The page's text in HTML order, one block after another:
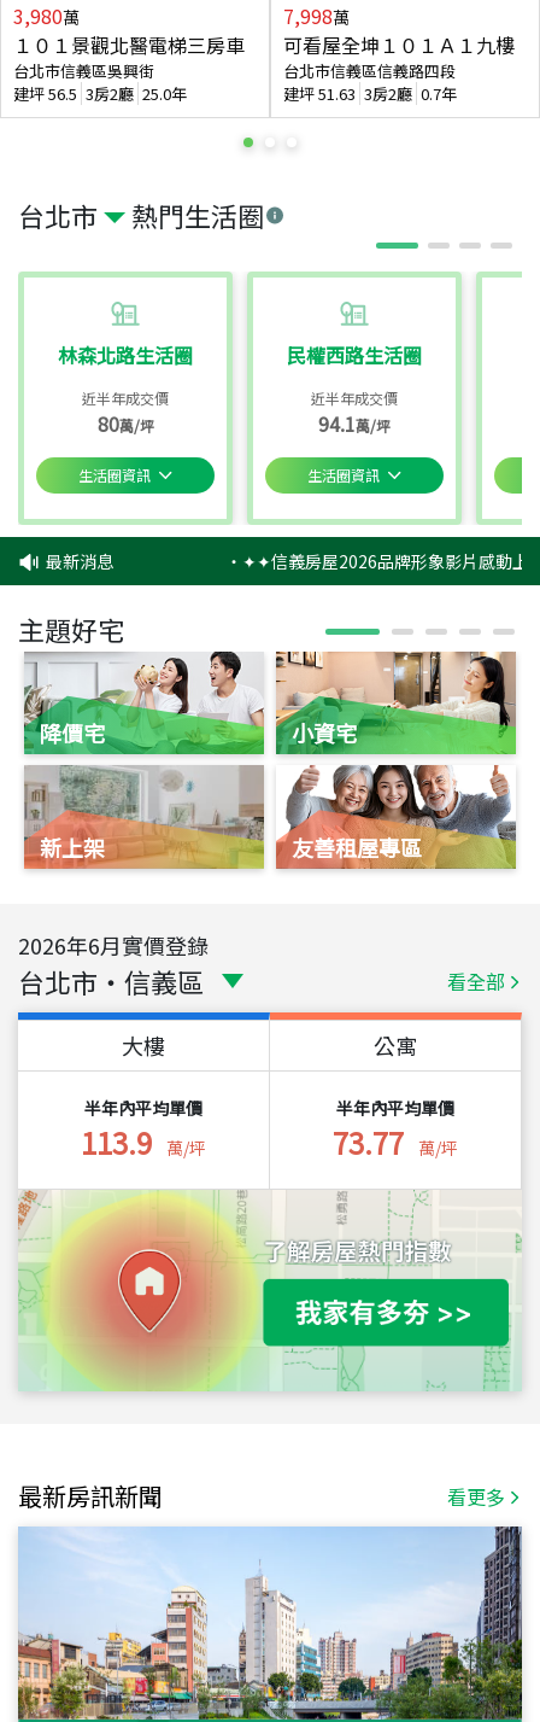
台北市 熱門生活圈
林森北路生活圈
近半年成交價
80萬/坪
生活圈資訊
民權西路生活圈
近半年成交價
94.1萬/坪
生活圈資訊
3,980萬
１０１景觀北醫電梯三房車
台北市信義區吳興街
建坪56.5 3房2廳 25.0年
7,998萬
可看屋全坤１０１Ａ１九樓
台北市信義區信義路四段
建坪51.63 3房2廳 0.7年
最新消息 ‧✦✦信義房屋2026品牌形象影片感動上
主題好宅
降價宅
新上架
小資宅
友善租屋專區
2026年6月實價登錄
台北市 ・ 信義區 看全部
大樓
半年內平均單價
113.9 萬/坪
公寓
半年內平均單價
73.77 萬/坪
最新房訊新聞 看更多